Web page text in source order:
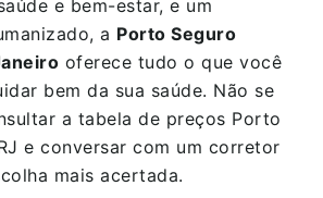
e bem-estar, e um
a Porto Seguro
oferece tudo o que você
bem da sua saúde. Não se
a tabela de preços Porto
e conversar com um corretor
mais acertada.